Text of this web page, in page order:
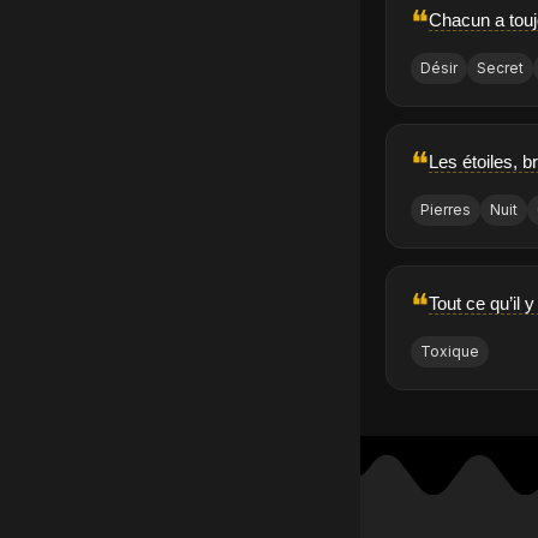
❝Chacun a
Désir Secret
❝Les étoiles,
Pierres Nuit
❝Tout ce qu’il
Toxique